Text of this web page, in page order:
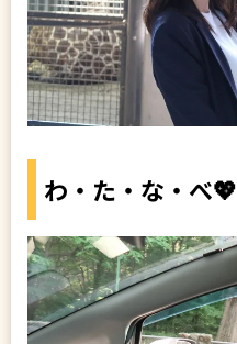
わ・た・な・べ💖